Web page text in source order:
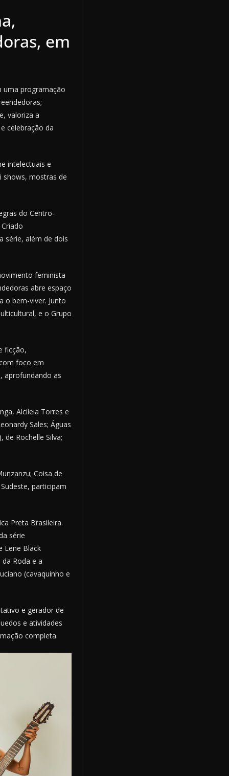
em
uma programação
valoriza a
celebração da
intelectuais e
shows, mostras de
do Centro-
série, além de dois
feminista
abre espaço
o bem-viver. Junto
e o Grupo
ficção,
foco em
aprofundando as
Alcileia Torres e
Sales; Águas
de Rochelle Silva;
Coisa de
participam
Preta Brasileira.
série
Lene Black
Roda e a
(cavaquinho e
e gerador de
e atividades
completa.